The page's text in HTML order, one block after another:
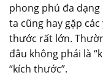
phong phú đa dạng
ta cũng hay gặp
thước rất lớn.
đâu không phải là
“kích thước”.